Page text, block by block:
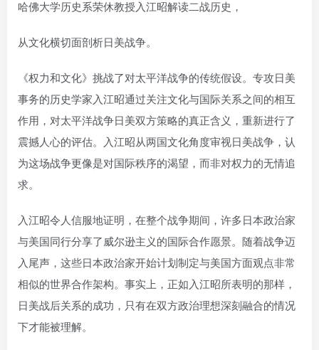
哈佛大学历史系荣休教授入江昭解读二战历史，
从文化横切面剖析日美战争。
《权力和文化》挑战了对太平洋战争的传统假设。专攻日美
事务的历史学家入江昭通过关注文化与国际关系之间的相互
作用，对太平洋战争日美双方策略的真正含义，重新进行了
震撼人心的评估。入江昭从两国文化角度审视日美战争，认
为这场战争更像是对国际秩序的渴望，而非对权力的无情追
求。
入江昭令人信服地证明，在整个战争期间，许多日本政治家
与美国同行分享了威尔逊主义的国际合作愿景。随着战争迈
入尾声，这些日本政治家开始计划制定与美国方面观点非常
相似的世界合作架构。事实上，正如入江昭所表明的那样，
日美战后关系的成功，只有在双方政治理想深刻融合的情况
下才能被理解。
登录密码
记住登录 找回密码|免密登录
登录